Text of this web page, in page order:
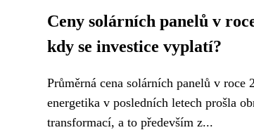
Ceny solárních panelů v
kdy se investice vyplatí?
Průměrná cena solárních panelů v roce
energetika v posledních letech prošla
transformací, a to především z...